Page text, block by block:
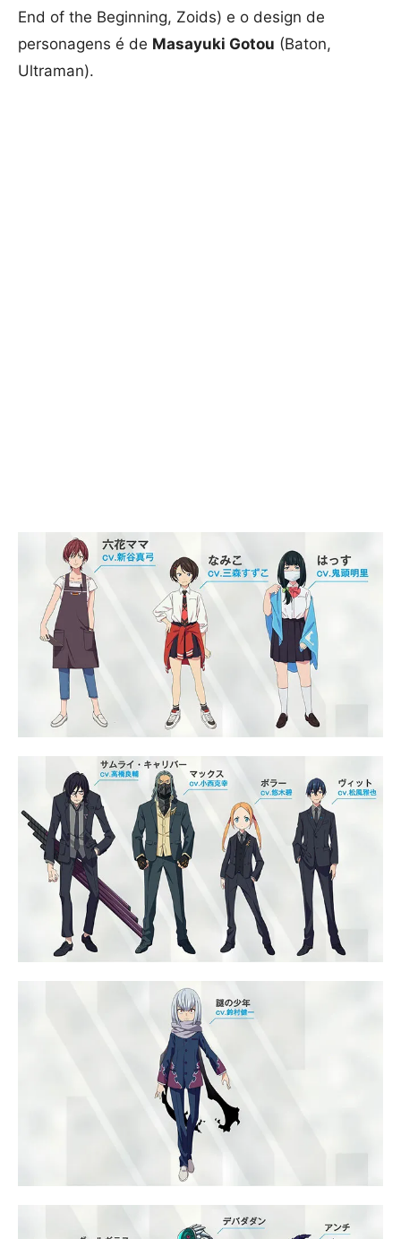
End of the Beginning, Zoids) e o design de
personagens é de Masayuki Gotou (Baton,
Ultraman).